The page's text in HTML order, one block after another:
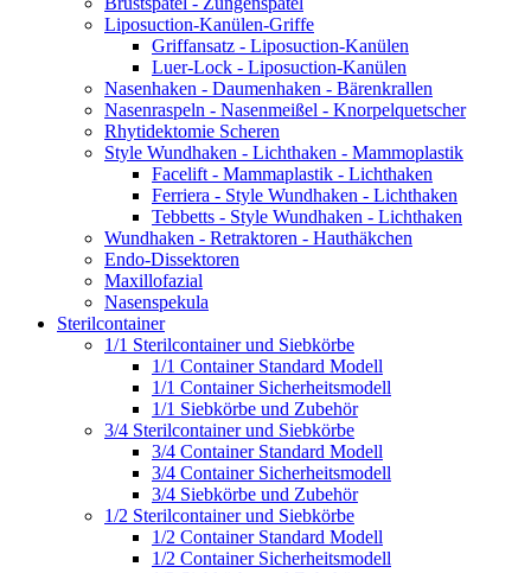
Liposuction-Kanülen-Griffe
Griffansatz - Liposuction-Kanülen
Luer-Lock - Liposuction-Kanülen
Nasenhaken - Daumenhaken - Bärenkrallen
Nasenraspeln - Nasenmeißel - Knorpelquetscher
Rhytidektomie Scheren
Style Wundhaken - Lichthaken - Mammoplastik
Facelift - Mammaplastik - Lichthaken
Ferriera - Style Wundhaken - Lichthaken
Tebbetts - Style Wundhaken - Lichthaken
Wundhaken - Retraktoren - Hauthäkchen
Endo-Dissektoren
Maxillofazial
Nasenspekula
Sterilcontainer
1/1 Sterilcontainer und Siebkörbe
1/1 Container Standard Modell
1/1 Container Sicherheitsmodell
1/1 Siebkörbe und Zubehör
3/4 Sterilcontainer und Siebkörbe
3/4 Container Standard Modell
3/4 Container Sicherheitsmodell
3/4 Siebkörbe und Zubehör
1/2 Sterilcontainer und Siebkörbe
1/2 Container Standard Modell
1/2 Container Sicherheitsmodell